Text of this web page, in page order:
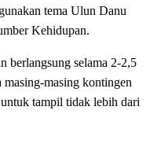
tema Ulun Danu
Kehidupan.
berlangsung selama 2-2,5
masing kontingen
tampil tidak lebih dari